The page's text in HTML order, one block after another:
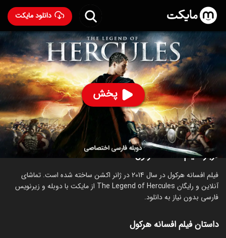
دانلود مایکت
پخش
فیلم افسانه هرکول با دوبله فارسی - The Legend of
Hercules 2014
۴۷۵ 89 % ۴.۳
ساخت آمریکا سال 2014
رده سنی ۱۳+
اکشن
ماجراجویی
درباره فیلم افسانه هرکول
فیلم افسانه هرکول در سال 2014 در ژانر اکشن ساخته شده است. تماشای
آنلاین و رایگان The Legend of Hercules از مایکت با دوبله و زیرنویس
فارسی بدون نیاز به دانلود.
داستان فیلم افسانه هرکول